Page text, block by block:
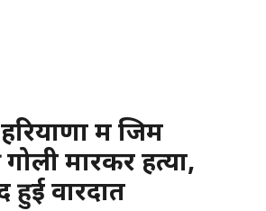
में जिम
मारकर हत्या,
हुई वारदात